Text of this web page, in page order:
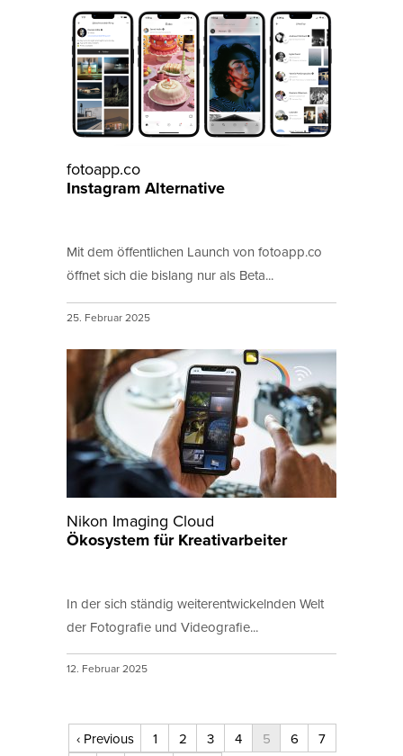
fotoapp.co
Instagram Alternative
Mit dem öffentlichen Launch von fotoapp.co
öffnet sich die bislang nur als Beta...
25. Februar 2025
Nikon Imaging Cloud
Ökosystem für Kreativarbeiter
In der sich ständig weiterentwickelnden Welt
der Fotografie und Videografie...
12. Februar 2025
‹ Previous 1 2 3 4 5 6
7